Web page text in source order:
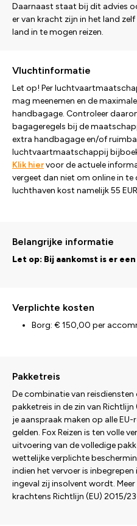
Daarnaast staat bij dit advies
er van kracht zijn in het land
land in te mogen reizen.
Vluchtinformatie
Let op! Per
mag meenemen en de
handbagage. Controleer
bagageregels bij de
extra handbagage en/of
luchtvaartmaatschappij
Klik hiervoor de actuele
vergeet dan niet om online in te
luchthaven kost namelijk 55
Belangrijke informatie
Let op: Bij aankomst is er
Verplichte kosten
Borg: € 150,00 per
Pakketreis
De combinatie van
pakketreis in de zin van
je aanspraak maken op alle
gelden. Fox Reizen is ten volle
uitvoering van de volledige
wettelijke verplichte
indien het vervoer is
ingeval zij insolvent wordt.
krachtens Richtlijn (EU) 2015/